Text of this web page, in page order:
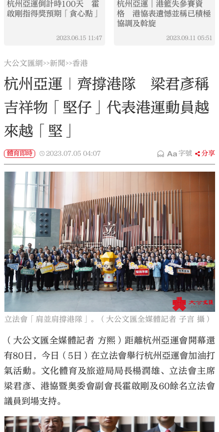
杭州亞運倒計時100天 霍
啟剛指得獎預期「貪心點」
2023.06.15 11:47
杭州亞運︱港籃失參賽資
格 港協表遺憾並稱已積極
協調及斡旋
2023.09.11 05:51
大公文匯網>>新聞>>香港
杭州亞運｜齊撐港隊 梁君彥稱
吉祥物「堅仔」代表港運動員越
來越「堅」
體育即時 2023.07.05 04:07 字號 分享
立法會「肩並肩撐港隊」。（大公文匯全媒體記者 子言 攝）
（大公文匯全媒體記者 方熙）距離杭州亞運會開幕還
有80日，今日（5日）在立法會舉行杭州亞運會加油打
氣活動。文化體育及旅遊局局長楊潤雄、立法會主席
梁君彥、港協暨奧委會副會長霍啟剛及60餘名立法會
議員到場支持。